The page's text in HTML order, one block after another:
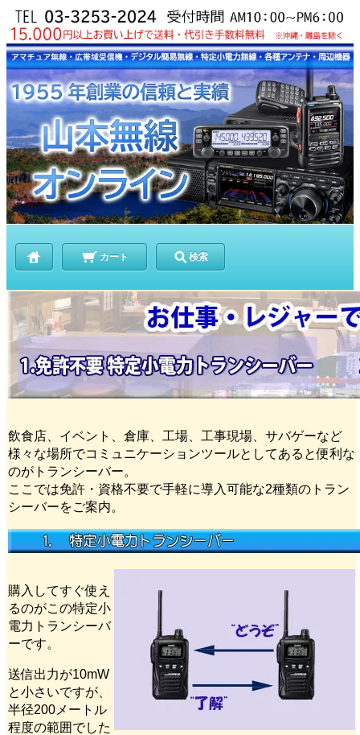
カート 検索
飲食店、イベント、倉庫、工場、工事現場、サバゲーなど
様々な場所でコミュニケーションツールとしてあると便利な
のがトランシーバー。
ここでは免許・資格不要で手軽に導入可能な2種類のトラン
シーバーをご案内。
購入してすぐ使え
るのがこの特定小
電力トランシーバ
ーです。
送信出力が10mW
と小さいですが、
半径200メートル
程度の範囲でした